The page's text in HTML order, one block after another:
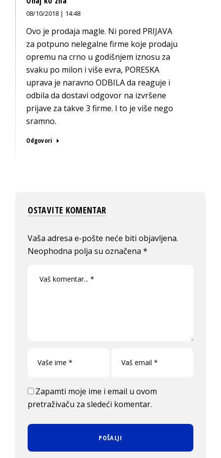
08/10/2018 | 14:48
Ovo je prodaja magle. Ni pored PRIJAVA
za potpuno nelegalne firme koje prodaju
opremu na crno u godišnjem iznosu za
svaku po milon i više evra, PORESKA
uprava je naravno ODBILA da reaguje i
odbila da dostavi odgovor na izvršene
prijave za takve 3 firme. I to je više nego
sramno.
Odgovori
OSTAVITE KOMENTAR
Vaša adresa e-pošte neće biti objavljena.
Neophodna polja su označena*
Zapamti moje ime i email u ovom
pretraživaču za sledeći komentar.